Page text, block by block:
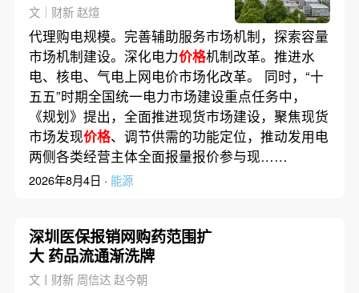
文｜财新 赵煊
代理购电规模。完善辅助服务市场机制，探索容量
市场机制建设。深化电力价格机制改革。推进水
电、核电、气电上网电价市场化改革。 同时，“十
五五”时期全国统一电力市场建设重点任务中，
《规划》提出，全面推进现货市场建设，聚焦现货
市场发现价格、调节供需的功能定位，推动发用电
两侧各类经营主体全面报量报价参与现……
2026年8月4日 · 能源
深圳医保报销网购药范围扩
大 药品流通渐洗牌
文丨财新 周信达 赵今朝